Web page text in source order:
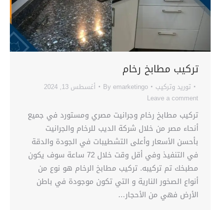
تركيب مطابخ رخام
توريد وتركيب By emarketingo
أغسطس 13, 2024
Leave a comment
تركيب مطابخ رخام وجرانيت مصري ومستورد في جميع
أنحاء مصر من خلال شركة الديب للرخام والجرانيت
بأحسن الأسعار وأعلى التشطيبات في الجودة والدقة
في التنفيذ وفي أقل وقت خلال 72 ساعة سوف يكون
مطبخك تم تركيبه. تركيب مطابخ الرخام هو نوع من
أنواع الصخور النارية و التي تكون موجودة في باطن
الأرض فهي من الأحجار…